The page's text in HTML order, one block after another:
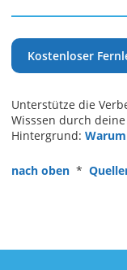
Kostenloser
Unterstütze die
Wisssen durch
Hintergrund:
nach oben *